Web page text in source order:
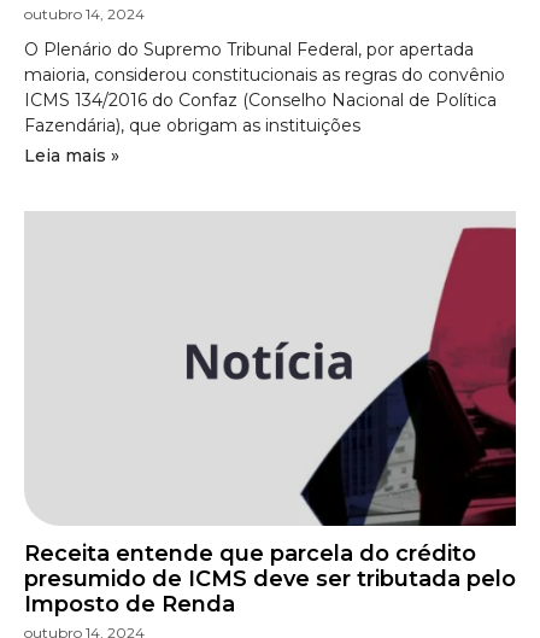
outubro 14, 2024
O Plenário do Supremo Tribunal Federal, por apertada
maioria, considerou constitucionais as regras do convênio
ICMS 134/2016 do Confaz (Conselho Nacional de Política
Fazendária), que obrigam as instituições
Leia mais »
Receita entende que parcela do crédito
presumido de ICMS deve ser tributada pelo
Imposto de Renda
outubro 14, 2024